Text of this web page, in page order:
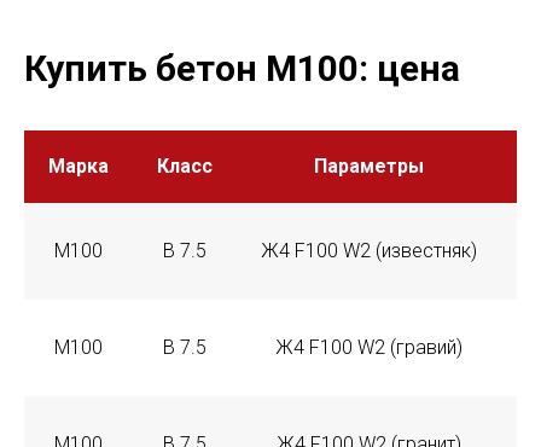
Купить бетон М100: цена
Марка Класс Параметры
М100 В 7.5 Ж4 F100 W2 (известняк)
М100 В 7.5 Ж4 F100 W2 (гравий)